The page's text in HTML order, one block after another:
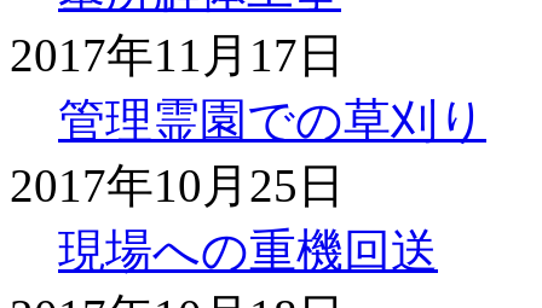
2017年11月17日
管理霊園での草刈り
2017年10月25日
現場への重機回送